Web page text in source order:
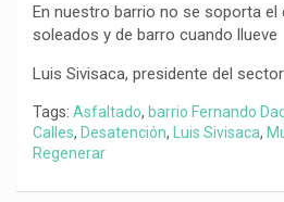
En nuestro barrio no se soporta el
soleados y de barro cuando llueve
Luis Sivisaca, presidente del
Tags: Asfaltado, barrio Fernando
Calles, Desatención, Luis Sivisaca,
Regenerar